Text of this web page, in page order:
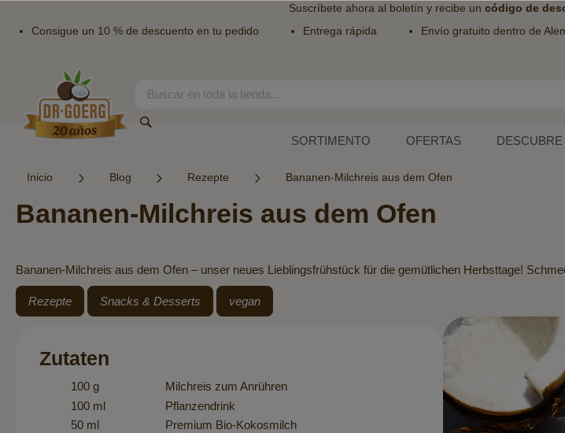
Suscríbete ahora al boletín y recibe un código de
Consigue un 10 % de descuento en tu pedido
Entrega rápida Envío gratuito dentro de
contenido
Search
SORTIMENTO OFERTAS
Inicio Blog Rezepte Bananen-Milchreis aus dem Ofen
Bananen-Milchreis aus dem Ofen
Bananen-Milchreis aus dem Ofen – unser neues Lieblingsfrühstück für die gemütlichen Herbsttage!
Rezepte Snacks & Desserts vegan
Zutaten
100 g
Milchreis zum Anrühren
100 ml
Pflanzendrink
50 ml
Premium Bio-Kokosmilch